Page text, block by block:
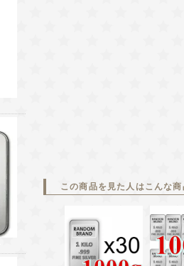
この商品を見た人はこんな